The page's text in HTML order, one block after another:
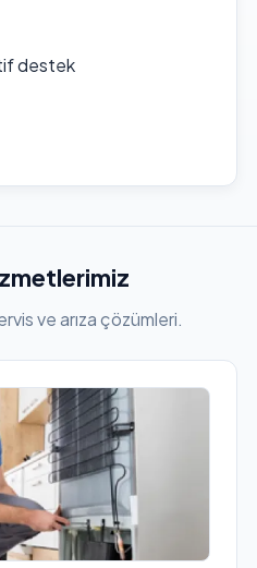
destek
ve arıza çözümleri.